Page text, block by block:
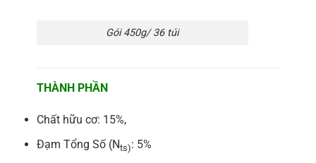
Gói 450g/ 36 túi
THÀNH PHẦN
Chất hữu cơ: 15%,
Đạm Tổng Số (Nts): 5%